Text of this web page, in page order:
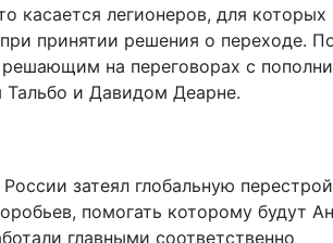
касается легионеров, для которых
принятии решения о переходе.
на переговорах с
и Давидом Деарне.
затеял глобальную
помогать которому будут
главными соответственно